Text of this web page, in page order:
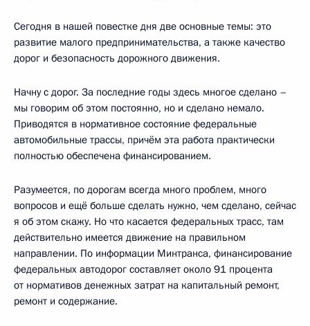
Сегодня в нашей повестке дня две основные темы: это
развитие малого предпринимательства, а также качество
дорог и безопасность дорожного движения.
Начну с дорог. За последние годы здесь многое сделано –
мы говорим об этом постоянно, но и сделано немало.
Приводятся в нормативное состояние федеральные
автомобильные трассы, причём эта работа практически
полностью обеспечена финансированием.
Разумеется, по дорогам всегда много проблем, много
вопросов и ещё больше сделать нужно, чем сделано, сейчас
я об этом скажу. Но что касается федеральных трасс, там
действительно имеется движение на правильном
направлении. По информации Минтранса, финансирование
федеральных автодорог составляет около 91 процента
от нормативов денежных затрат на капитальный ремонт,
ремонт и содержание.